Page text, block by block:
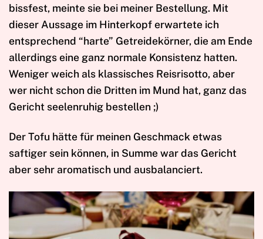
bissfest, meinte sie bei meiner Bestellung. Mit
dieser Aussage im Hinterkopf erwartete ich
entsprechend “harte” Getreidekörner, die am Ende
allerdings eine ganz normale Konsistenz hatten.
Weniger weich als klassisches Reisrisotto, aber
wer nicht schon die Dritten im Mund hat, ganz das
Gericht seelenruhig bestellen ;)
Der Tofu hätte für meinen Geschmack etwas
saftiger sein können, in Summe war das Gericht
aber sehr aromatisch und ausbalanciert.